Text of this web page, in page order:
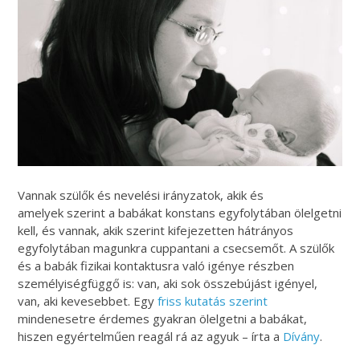
Vannak szülők és nevelési irányzatok, akik és
amelyek szerint a babákat konstans egyfolytában ölelgetni
kell, és vannak, akik szerint kifejezetten hátrányos
egyfolytában magunkra cuppantani a csecsemőt. A szülők
és a babák fizikai kontaktusra való igénye részben
személyiségfüggő is: van, aki sok összebújást igényel,
van, aki kevesebbet. Egyfriss kutatás szerint
mindenesetre érdemes gyakran ölelgetni a babákat,
hiszen egyértelműen reagál rá az agyuk – írta a Dívány.